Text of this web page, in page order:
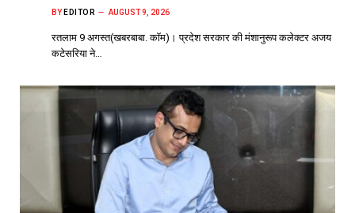
BY EDITOR AUGUST 9, 2026
रतलाम 9 अगस्त(खबरबाबा. कॉम)। प्रदेश सरकार की मंशानुरूप कलेक्टर अजय
कटेसरिया ने…